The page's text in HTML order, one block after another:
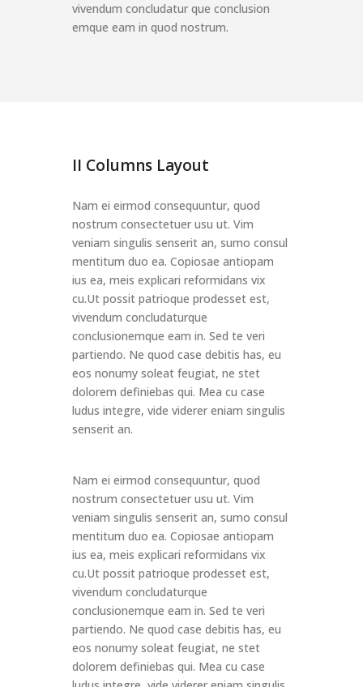
vivendum concludatur que conclusion
emque eam in quod nostrum.
II Columns Layout
Nam ei eirmod consequuntur, quod
nostrum consectetuer usu ut. Vim
veniam singulis senserit an, sumo consul
mentitum duo ea. Copiosae antiopam
ius ea, meis explicari reformidans vix
cu.Ut possit patrioque prodesset est,
vivendum concludaturque
conclusionemque eam in. Sed te veri
partiendo. Ne quod case debitis has, eu
eos nonumy soleat feugiat, ne stet
dolorem definiebas qui. Mea cu case
ludus integre, vide viderer eniam singulis
senserit an.
Nam ei eirmod consequuntur, quod
nostrum consectetuer usu ut. Vim
veniam singulis senserit an, sumo consul
mentitum duo ea. Copiosae antiopam
ius ea, meis explicari reformidans vix
cu.Ut possit patrioque prodesset est,
vivendum concludaturque
conclusionemque eam in. Sed te veri
partiendo. Ne quod case debitis has, eu
eos nonumy soleat feugiat, ne stet
dolorem definiebas qui. Mea cu case